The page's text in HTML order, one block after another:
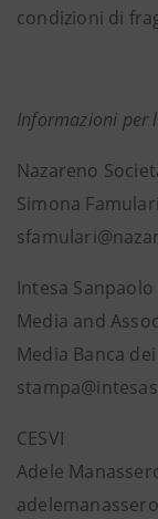
condizioni di
Informazioni per
Nazareno
Simona
Intesa Sanpaolo
Media and
Media Banca
CESVI
Adele